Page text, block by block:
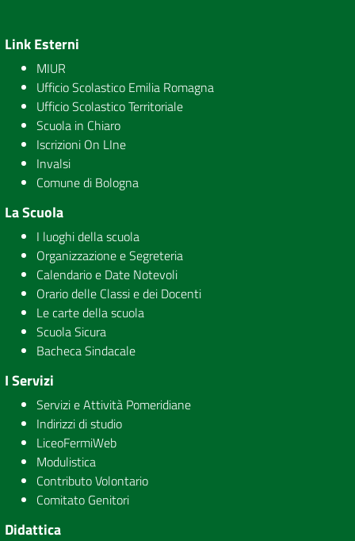
Link Esterni
MIUR
Ufficio Scolastico Emilia Romagna
Ufficio Scolastico Territoriale
Scuola in Chiaro
Iscrizioni On LIne
Invalsi
Comune di Bologna
La Scuola
I luoghi della scuola
Organizzazione e Segreteria
Calendario e Date Notevoli
Orario delle Classi e dei Docenti
Le carte della scuola
Scuola Sicura
Bacheca Sindacale
I Servizi
Servizi e Attività Pomeridiane
Indirizzi di studio
LiceoFermiWeb
Modulistica
Contributo Volontario
Comitato Genitori
Didattica